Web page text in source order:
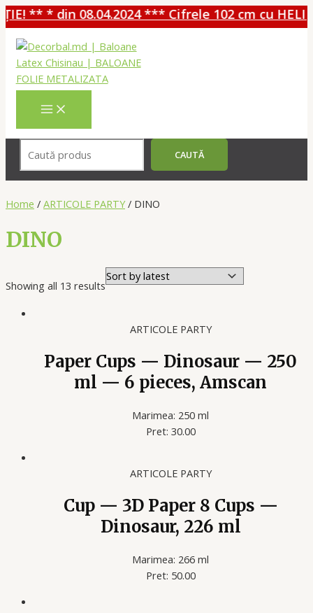
** * din 08.04.2024 *** Cifrele 102 cm cu HELIU -
Перейти
содержимому
MAIN
MENU
CAUTĂ
Home / ARTICOLE PARTY/ DINO
DINO
Showing all 13 results
ARTICOLE PARTY
Paper Cups — Dinosaur — 250
ml — 6 pieces, Amscan
Marimea: 250 ml
Pret: 30.00
ARTICOLE PARTY
Cup — 3D Paper 8 Cups —
Dinosaur, 226 ml
Marimea: 266 ml
Pret: 50.00